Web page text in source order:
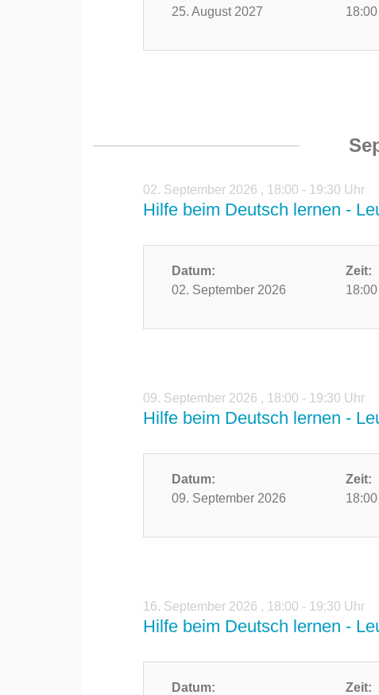
25. August 2027
02. September 2026 , 18:00 - 19:30 Uhr
Hilfe beim Deutsch lernen -
Datum:
02. September 2026
Zeit:
09. September 2026 , 18:00 - 19:30 Uhr
Hilfe beim Deutsch lernen -
Datum:
09. September 2026
Zeit:
16. September 2026 , 18:00 - 19:30 Uhr
Hilfe beim Deutsch lernen -
Datum:
Zeit: